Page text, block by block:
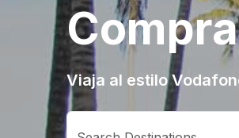
Viaja al estilo